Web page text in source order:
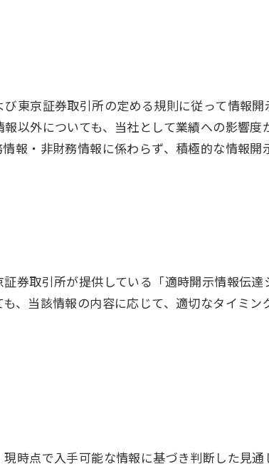
東京証券取引所の定める規則に従って情報開
以外についても、当社として業績への影響
報・⾮財務情報に係わらず、積極的な情報開
券取引所が提供している「適時開⽰情報伝
、当該情報の内容に応じて、適切なタイミ
時点で⼊⼿可能な情報に基づき判断した⾒